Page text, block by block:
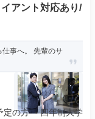
アント対応あり/
事へ。 先輩のサ
定の方 ・四年制大学